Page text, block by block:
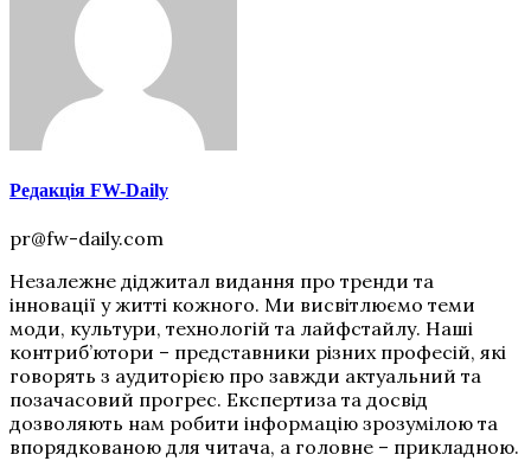
Редакція FW-Daily
pr@fw-daily.com
Незалежне діджитал видання про тренди та
інновації у житті кожного. Ми висвітлюємо теми
моди, культури, технологій та лайфстайлу. Наші
контриб’ютори – представники різних професій, які
говорять з аудиторією про завжди актуальний та
позачасовий прогрес. Експертиза та досвід
дозволяють нам робити інформацію зрозумілою та
впорядкованою для читача, а головне – прикладною.